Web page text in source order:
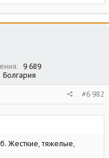
9 689
Болгария
#6 982
Жесткие, тяжелые,